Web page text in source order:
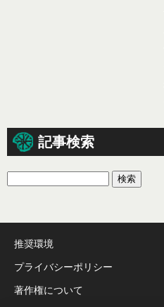
記事検索
推奨環境
プライバシーポリシー
著作権について